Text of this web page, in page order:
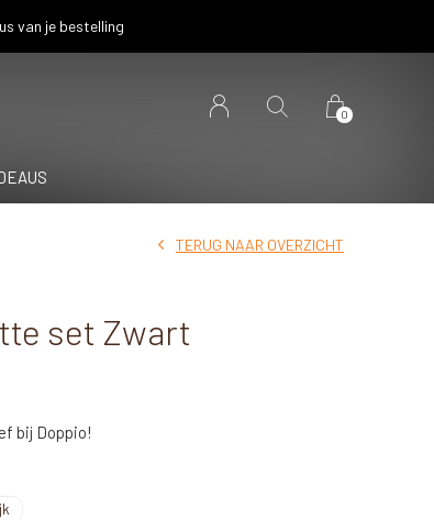
0
van je bestelling
set Zwart
TERUG NAAR OVERZICHT
bij Doppio!